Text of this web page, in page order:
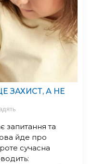
ЗАХИСТ, А НЕ
запитання та
йде про
сучасна